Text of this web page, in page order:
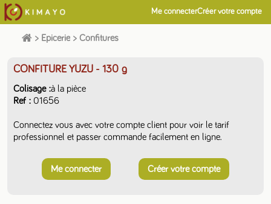
Me connecterCréer votre compte
> Epicerie > Confitures
CONFITURE YUZU - 130 g
Colisage à la pièce
Ref
01656
Connectez vous avec votre compte client pour voir le tarif
professionnel et passer commande facilement en ligne.
Me connecter Créer votre compte